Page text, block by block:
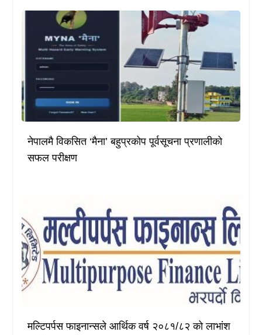
नेपालमै विकसित ‘मैना’ बहुप्रकोप पूर्वसूचना प्रणालीको
सफल परीक्षण
मल्टिपर्पस फाइनान्सले आर्थिक वर्ष २०८१/८२ को लाभांश